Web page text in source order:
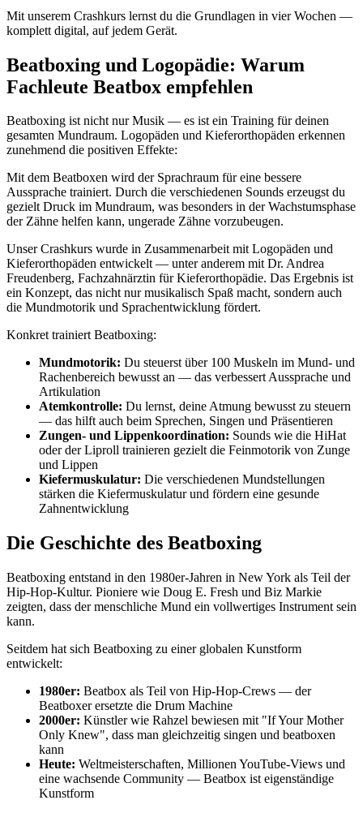
Mit unserem Crashkurs lernst du die Grundlagen in vier Wochen —
komplett digital, auf jedem Gerät.
Beatboxing und Logopädie: Warum
Fachleute Beatbox empfehlen
Beatboxing ist nicht nur Musik — es ist ein Training für deinen
gesamten Mundraum. Logopäden und Kieferorthopäden erkennen
zunehmend die positiven Effekte:
Mit dem Beatboxen wird der Sprachraum für eine bessere
Aussprache trainiert. Durch die verschiedenen Sounds erzeugst du
gezielt Druck im Mundraum, was besonders in der Wachstumsphase
der Zähne helfen kann, ungerade Zähne vorzubeugen.
Unser Crashkurs wurde in Zusammenarbeit mit Logopäden und
Kieferorthopäden entwickelt — unter anderem mit Dr. Andrea
Freudenberg, Fachzahnärztin für Kieferorthopädie. Das Ergebnis ist
ein Konzept, das nicht nur musikalisch Spaß macht, sondern auch
die Mundmotorik und Sprachentwicklung fördert.
Konkret trainiert Beatboxing:
Mundmotorik: Du steuerst über 100 Muskeln im Mund- und
Rachenbereich bewusst an — das verbessert Aussprache und
Artikulation
Atemkontrolle: Du lernst, deine Atmung bewusst zu steuern
— das hilft auch beim Sprechen, Singen und Präsentieren
Zungen- und Lippenkoordination: Sounds wie die HiHat
oder der Liproll trainieren gezielt die Feinmotorik von Zunge
und Lippen
Kiefermuskulatur: Die verschiedenen Mundstellungen
stärken die Kiefermuskulatur und fördern eine gesunde
Zahnentwicklung
Die Geschichte des Beatboxing
Beatboxing entstand in den 1980er-Jahren in New York als Teil der
Hip-Hop-Kultur. Pioniere wie Doug E. Fresh und Biz Markie
zeigten, dass der menschliche Mund ein vollwertiges Instrument sein
kann.
Seitdem hat sich Beatboxing zu einer globalen Kunstform
entwickelt:
1980er: Beatbox als Teil von Hip-Hop-Crews — der
Beatboxer ersetzte die Drum Machine
2000er: Künstler wie Rahzel bewiesen mit "If Your Mother
Only Knew", dass man gleichzeitig singen und beatboxen
kann
Heute: Weltmeisterschaften, Millionen YouTube-Views und
eine wachsende Community — Beatbox ist eigenständige
Kunstform